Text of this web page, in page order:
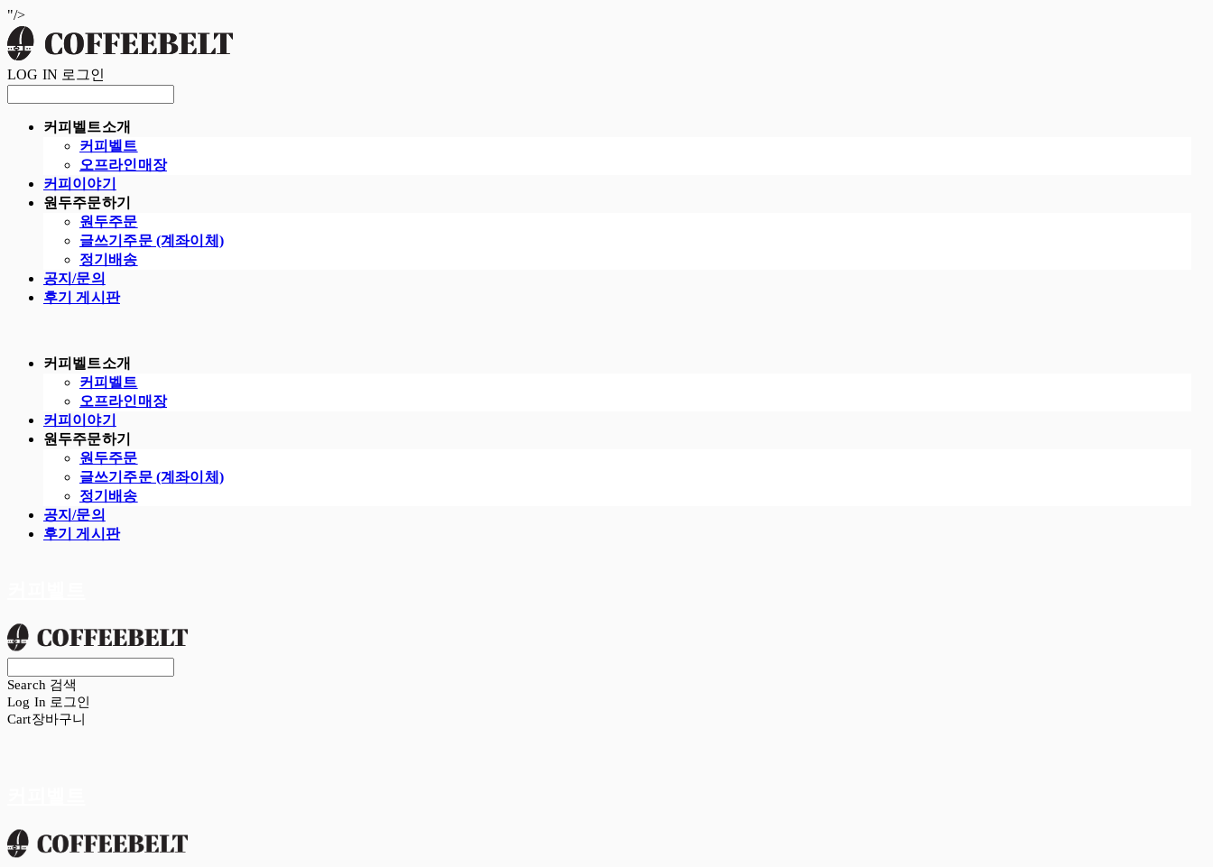
"/>
LOG IN 로그인
커피벨트소개
커피벨트
오프라인매장
커피이야기
원두주문하기
원두주문
글쓰기주문 (계좌이체)
정기배송
공지/문의
후기 게시판
커피벨트소개
커피벨트
오프라인매장
커피이야기
원두주문하기
원두주문
글쓰기주문 (계좌이체)
정기배송
공지/문의
후기 게시판
Search 검색
Log In 로그인
Cart장바구니